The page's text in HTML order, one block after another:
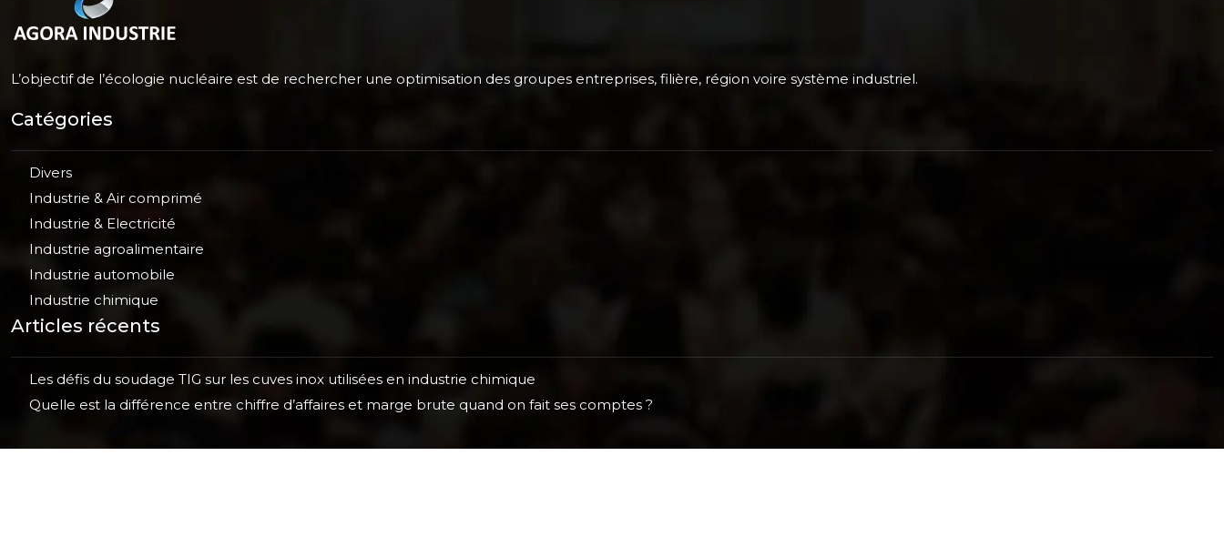
L’objectif de l’écologie nucléaire est de rechercher une optimisation des groupes entreprises, filière, région voire système industriel.
Catégories
Divers
Industrie & Air comprimé
Industrie & Electricité
Industrie agroalimentaire
Industrie automobile
Industrie chimique
Articles récents
Les défis du soudage TIG sur les cuves inox utilisées en industrie chimique
Quelle est la différence entre chiffre d’affaires et marge brute quand on fait ses comptes ?